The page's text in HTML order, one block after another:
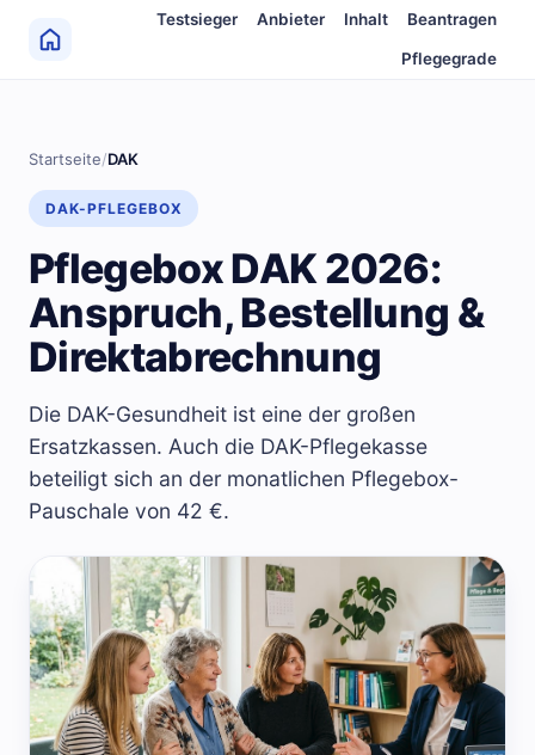
Zum Inhalt springenTestsieger Anbieter Inhalt Beantragen
Pflegegrade
Startseite/DAK
DAK-PFLEGEBOX
Pflegebox DAK 2026:
Anspruch, Bestellung &
Direktabrechnung
Die DAK-Gesundheit ist eine der großen
Ersatzkassen. Auch die DAK-Pflegekasse
beteiligt sich an der monatlichen Pflegebox-
Pauschale von 42 €.